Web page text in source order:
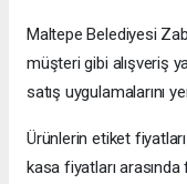
Maltepe Belediyesi
müşteri gibi alışveriş
satış uygulamalarını
Ürünlerin etiket
kasa fiyatları arasında